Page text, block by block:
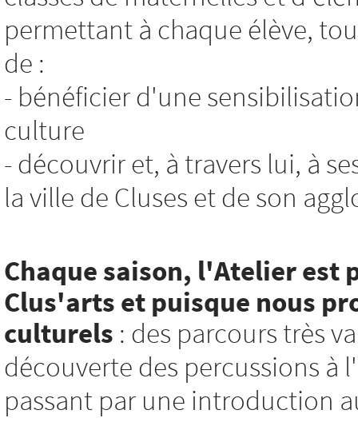
permettant à chaque élève,
de :
- bénéficier d'une
culture
- découvrir et, à travers lui, à
la ville de Cluses et de son
Chaque saison, l'Atelier
Clus'arts et puisque nous
culturels : des parcours très
découverte des percussions
passant par une introduction